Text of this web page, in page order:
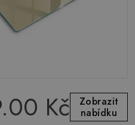
Kč
Zobrazit
nabídku